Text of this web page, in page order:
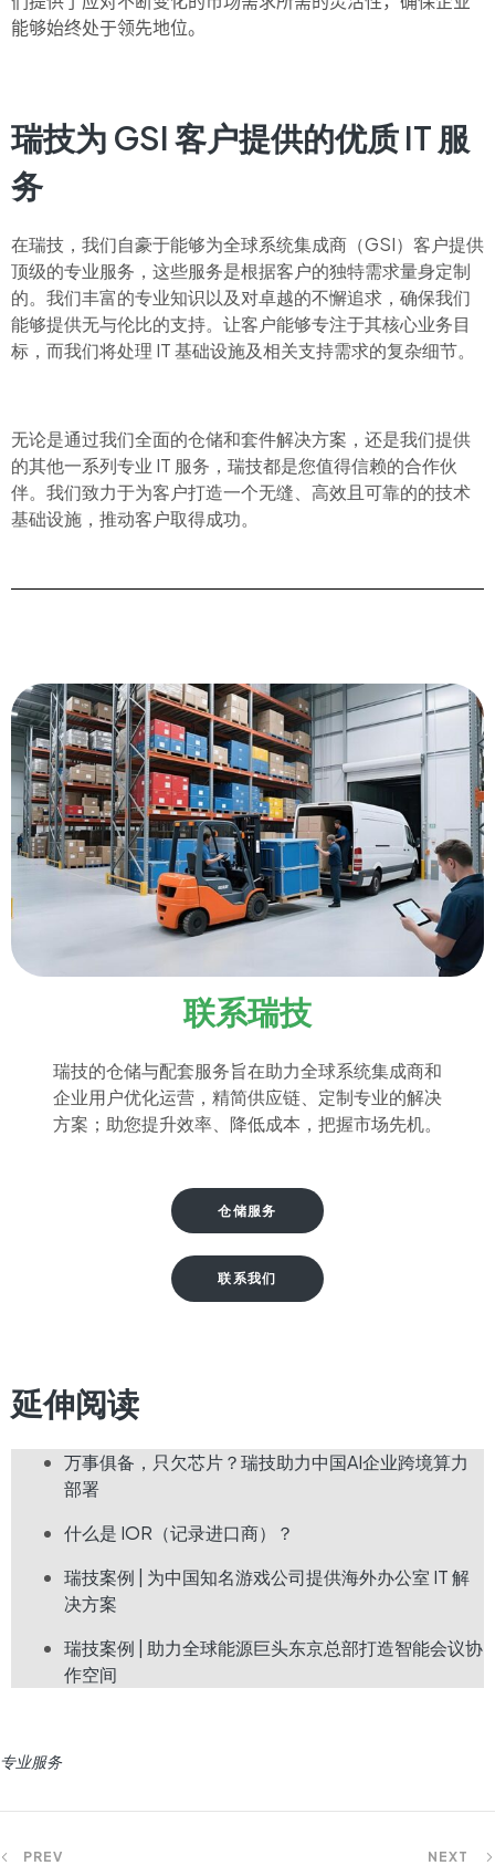
能够始终处于领先地位。
瑞技为 GSI 客户提供的优质 IT 服
务
在瑞技，我们自豪于能够为全球系统集成商（GSI）客户提供
顶级的专业服务，这些服务是根据客户的独特需求量身定制
的。我们丰富的专业知识以及对卓越的不懈追求，确保我们
能够提供无与伦比的支持。让客户能够专注于其核心业务目
标，而我们将处理 IT 基础设施及相关支持需求的复杂细节。
无论是通过我们全面的仓储和套件解决方案，还是我们提供
的其他一系列专业 IT 服务，瑞技都是您值得信赖的合作伙
伴。我们致力于为客户打造一个无缝、高效且可靠的的技术
基础设施，推动客户取得成功。
联系瑞技
瑞技的仓储与配套服务旨在助力全球系统集成商和
企业用户优化运营，精简供应链、定制专业的解决
方案；助您提升效率、降低成本，把握市场先机。
仓储服务
联系我们
延伸阅读​
万事俱备，只欠芯片？瑞技助力中国AI企业跨境算力
部署
什么是 IOR（记录进口商）？
瑞技案例 | 为中国知名游戏公司提供海外办公室 IT 解
决方案
瑞技案例 | 助力全球能源巨头东京总部打造智能会议协
作空间
专业服务
PREV NEXT